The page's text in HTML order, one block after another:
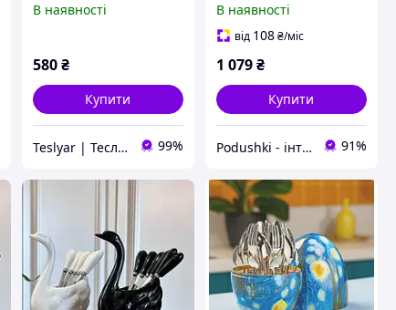
TESLYAR 40х40 см
В наявності
580 ₴
Купити
Teslyar | Тесляр | Все для дому | Подарунки | Гурт 99%
Святковий набір
столових приборів 24
В наявності
від 108₴/міс
1 079₴
Купити
Podushki - інтернет-магазин Подушки 91%